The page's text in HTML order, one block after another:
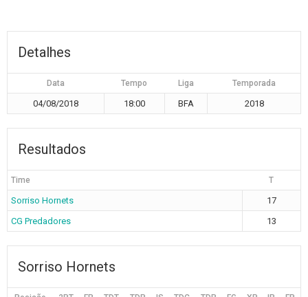
Detalhes
Data Tempo Liga Temporada
04/08/2018 18:00 BFA 2018
Resultados
Time T
Sorriso Hornets
17
CG Predadores
13
Sorriso Hornets